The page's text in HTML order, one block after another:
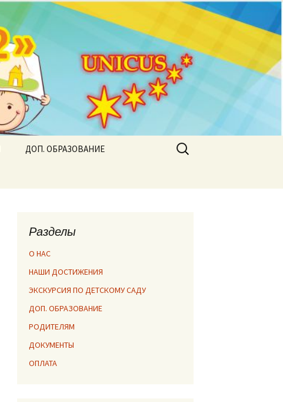
ДОП. ОБРАЗОВАНИЕ Найти:
Разделы
О НАС
НАШИ ДОСТИЖЕНИЯ
ЭКСКУРСИЯ ПО ДЕТСКОМУ САДУ
ДОП. ОБРАЗОВАНИЕ
РОДИТЕЛЯМ
ДОКУМЕНТЫ
ОПЛАТА